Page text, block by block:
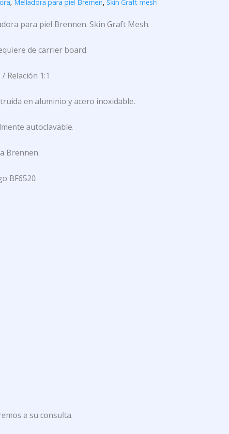
, Melladora para piel Bremen, Skin Graft mesh
para piel Brennen. Skin Graft Mesh.
de carrier board.
Relación 1:1
en aluminio y acero inoxidable.
autoclavable.
Brennen.
BF6520
a su consulta.